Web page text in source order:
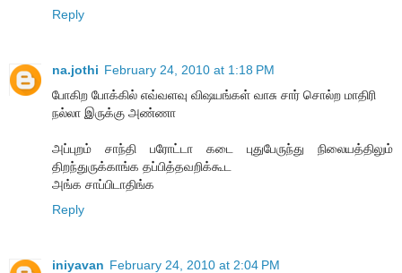
Reply
na.jothi February 24, 2010 at 1:18 PM
போகிற போக்கில் எவ்வளவு விஷயங்கள் வாசு சார் சொல்ற மாதிரி
நல்லா இருக்கு அண்ணா
அப்புறம் சாந்தி பரோட்டா கடை புதுபேருந்து நிலையத்திலும்
திறந்துருக்காங்க தப்பித்தவறிக்கூட
அங்க சாப்பிடாதிங்க
Reply
iniyavan February 24, 2010 at 2:04 PM